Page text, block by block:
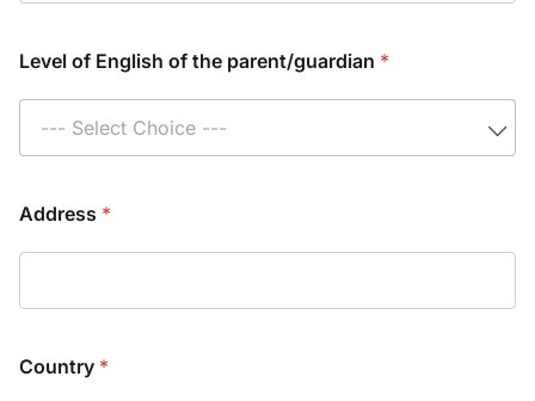
Level of English of the parent/​guardian *
--- Select Choice ---
Address *
Country *